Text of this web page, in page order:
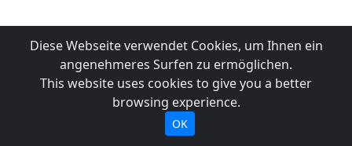
Diese Webseite verwendet Cookies, um Ihnen ein
angenehmeres Surfen zu ermöglichen.
This website uses cookies to give you a better
browsing experience.
OK